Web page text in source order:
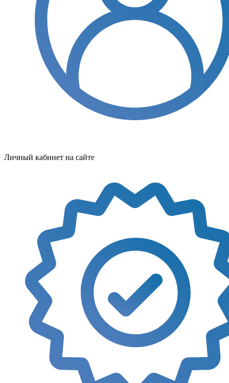
Личный кабинет на сайте